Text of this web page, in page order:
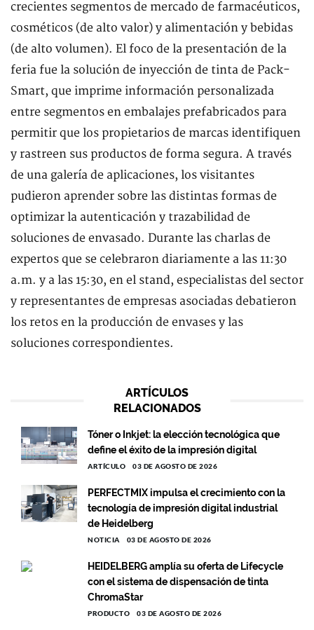
crecientes segmentos de mercado de farmacéuticos,
cosméticos (de alto valor) y alimentación y bebidas
(de alto volumen). El foco de la presentación de la
feria fue la solución de inyección de tinta de Pack-
Smart, que imprime información personalizada
entre segmentos en embalajes prefabricados para
permitir que los propietarios de marcas identifiquen
y rastreen sus productos de forma segura. A través
de una galería de aplicaciones, los visitantes
pudieron aprender sobre las distintas formas de
optimizar la autenticación y trazabilidad de
soluciones de envasado. Durante las charlas de
expertos que se celebraron diariamente a las 11:30
a.m. y a las 15:30, en el stand, especialistas del sector
y representantes de empresas asociadas debatieron
los retos en la producción de envases y las
soluciones correspondientes.
ARTÍCULOS
RELACIONADOS
Tóner o Inkjet: la elección tecnológica que
define el éxito de la impresión digital
ARTÍCULO 03 DE AGOSTO DE 2026
PERFECTMIX impulsa el crecimiento con la
tecnología de impresión digital industrial
de Heidelberg
NOTICIA 03 DE AGOSTO DE 2026
HEIDELBERG amplía su oferta de Lifecycle
con el sistema de dispensación de tinta
ChromaStar
PRODUCTO 03 DE AGOSTO DE 2026